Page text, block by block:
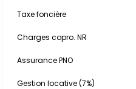
Taxe foncière
Charges copro. NR
Assurance PNO
Gestion locative (7%)